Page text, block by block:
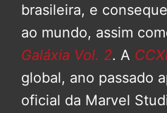
brasileira, e
ao mundo, assim
Galáxia Vol. 2. A
global, ano passado
oficial da Marvel